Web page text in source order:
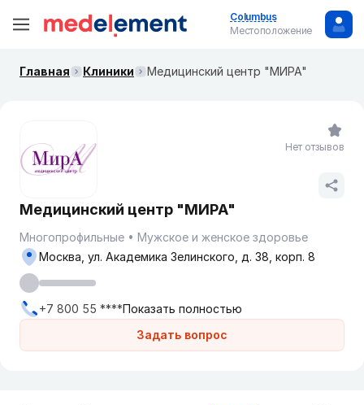
Columbus
Местоположение
Главная Клиники Медицинский центр "МИРА"
Медицинский центр "МИРА"
Многопрофильные Мужское и женское здоровье
Задать вопрос
Москва, ул. Академика Зелинского, д. 38, корп. 8
+7 800 55 ****Показать полностью
Нет отзывов